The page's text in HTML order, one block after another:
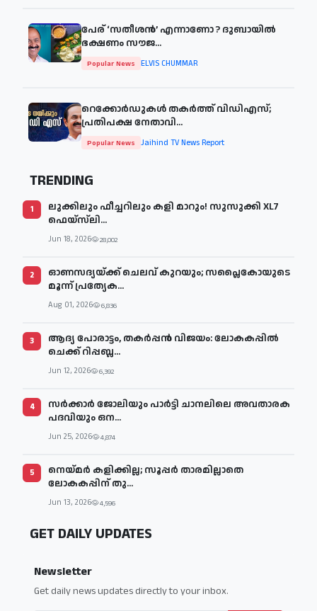
പേര് ‘സതീശന്‍’ എന്നാണോ ? ദുബായില്‍
ഭക്ഷണം സൗജ...
Popular News ELVIS CHUMMAR
റെക്കോർഡുകൾ തകർത്ത് വിഡിഎസ്;
പ്രതിപക്ഷ നേതാവി...
Popular News Jaihind TV News Report
TRENDING
1
ലുക്കിലും ഫീച്ചറിലും കളി മാറും! സുസുക്കി XL7
ഫെയ്‌സ്‌ലി...
Jun 18, 2026 28,002
2
ഓണസദ്യയ്ക്ക് ചെലവ് കുറയും; സപ്ലൈകോയുടെ
മൂന്ന് പ്രത്യേക...
Aug 01, 2026 6,836
3
ആദ്യ പോരാട്ടം, തകർപ്പൻ വിജയം: ലോകകപ്പിൽ
ചെക്ക് റിപ്പബ്ല...
Jun 12, 2026 6,392
4
സര്‍ക്കാര്‍ ജോലിയും പാര്‍ട്ടി ചാനലിലെ അവതാരക
പദവിയും ഒന...
Jun 25, 2026 4,874
5
നെയ്മര്‍ കളിക്കില്ല; സൂപ്പര്‍ താരമില്ലാതെ
ലോകകപ്പിന് തു...
Jun 13, 2026 4,596
GET DAILY UPDATES
Newsletter
Get daily news updates directly to your inbox.